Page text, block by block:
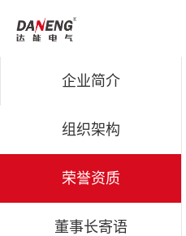
企业简介
组织架构
荣誉资质
董事长寄语